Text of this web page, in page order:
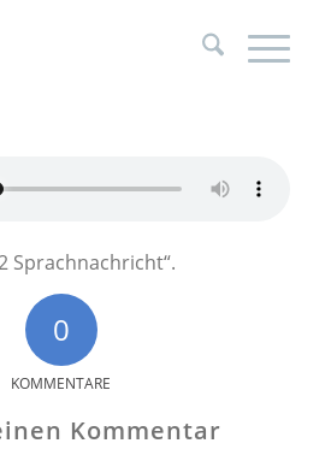
Sprachnachricht“.
0
KOMMENTARE
Kommentar